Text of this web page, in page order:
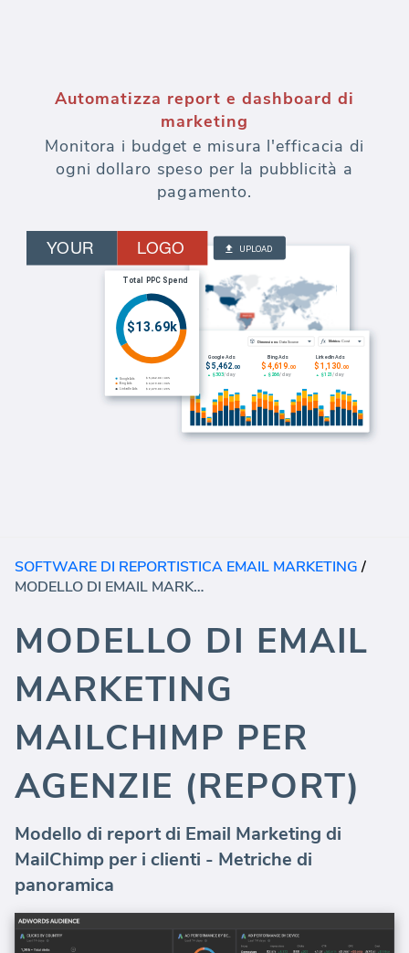
Automatizza report e dashboard di
marketing
Monitora i budget e misura l'efficacia di
ogni dollaro speso per la pubblicità a
pagamento.
SOFTWARE DI REPORTISTICA EMAIL MARKETING/
MODELLO DI EMAIL MARKETING MAILCHIMP PER AGENZIE (REPORT)
MODELLO DI EMAIL
MARKETING
MAILCHIMP PER
AGENZIE (REPORT)
Modello di report di Email Marketing di
MailChimp per i clienti - Metriche di
panoramica